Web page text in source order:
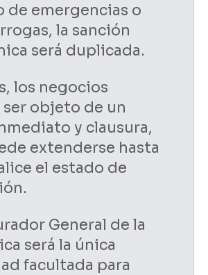
de emergencias o
la sanción
será duplicada.
los negocios
objeto de un
y clausura,
extenderse hasta
el estado de
General de la
será la única
facultada para